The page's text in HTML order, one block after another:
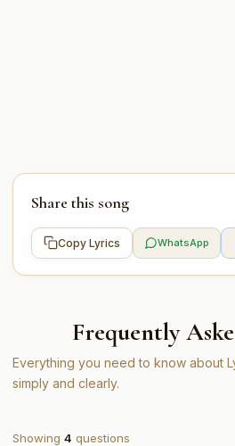
Share this song
Copy Lyrics WhatsApp
Frequently
Everything you need to know about
simply and clearly.
Showing 4 questions